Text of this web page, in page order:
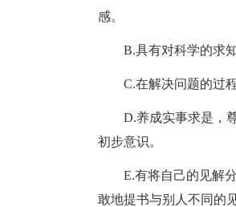
感。
B.具有对科学的求
C.在解决问题的过
D.养成实事求是，
初步意识。
E.有将自己的见解
敢地提书与别人不同的